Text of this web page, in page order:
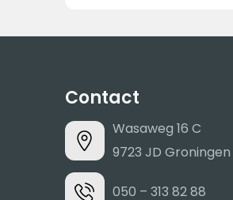
Contact
Wasaweg 16 C
9723 JD Groningen
050 – 313 82 88